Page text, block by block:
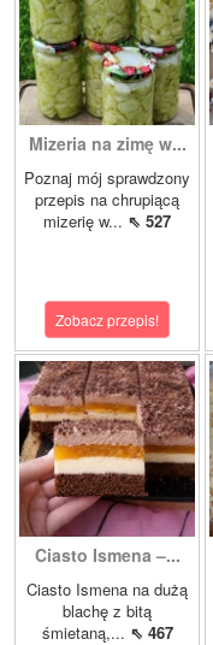
Mizeria na zimę w...
Poznaj mój sprawdzony
przepis na chrupiącą
mizerię w... ⇖ 527
Zobacz przepis!
Ciasto Ismena –...
Ciasto Ismena na dużą
blachę z bitą
śmietaną,... ⇖ 467